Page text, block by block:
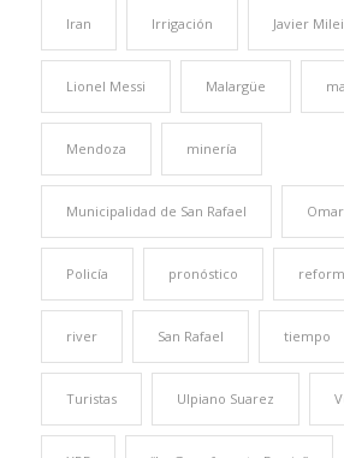
Iran Irrigación Javier Milei
Lionel Messi Malargüe
Mendoza minería
Municipalidad de San Rafael
Policía pronóstico
river San Rafael tiempo
Turistas Ulpiano Suarez